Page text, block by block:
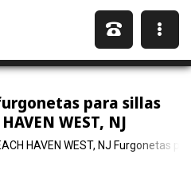
para sillas
WEST, NJ
HAVEN WEST, NJ Furgonetas